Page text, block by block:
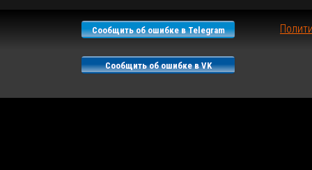
Сообщить об ошибке в Telegram
Сообщить об ошибке в VK